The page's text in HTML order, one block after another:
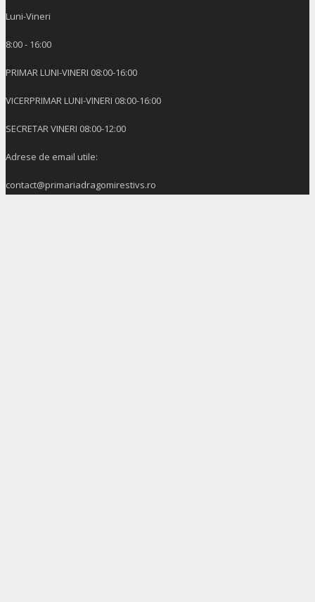
Luni-Vineri
8:00 - 16:00
PRIMAR LUNI-VINERI 08:00-16:00
VICERPRIMAR LUNI-VINERI 08:00-16:00
SECRETAR VINERI 08:00-12:00
Adrese de email utile:
contact@primariadragomirestivs.ro